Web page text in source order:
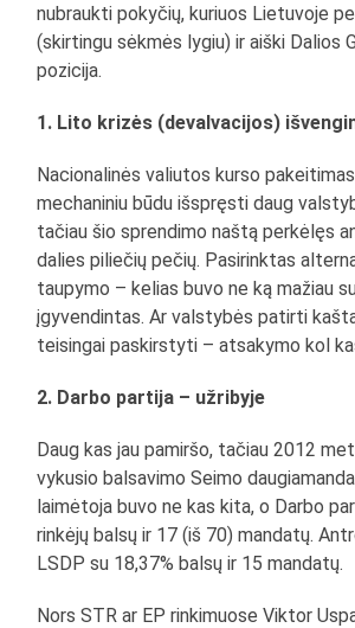
nubraukti pokyčių, kuriuos Lietuvoje
(skirtingu sėkmės lygiu) ir aiški Dalios
pozicija.
1. Lito krizės (devalvacijos)
Nacionalinės valiutos kurso
mechaniniu būdu išspręsti daug
tačiau šio sprendimo naštą perkėlęs
dalies piliečių pečių. Pasirinktas
taupymo – kelias buvo ne ką mažiau
įgyvendintas. Ar valstybės patirti
teisingai paskirstyti – atsakymo kol
2. Darbo partija – užribyje
Daug kas jau pamiršo, tačiau 2012
vykusio balsavimo Seimo
laimėtoja buvo ne kas kita, o Darbo
rinkėjų balsų ir 17 (iš 70) mandatų.
LSDP su 18,37% balsų ir 15 mandatų.
Nors STR ar EP rinkimuose Viktor